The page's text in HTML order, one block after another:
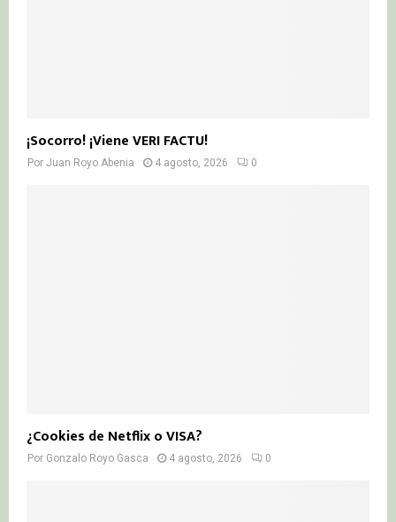
¡Socorro! ¡Viene VERI FACTU!
Por Juan Royo Abenia 4 agosto, 2026 0
¿Cookies de Netflix o VISA?
Por Gonzalo Royo Gasca 4 agosto, 2026 0